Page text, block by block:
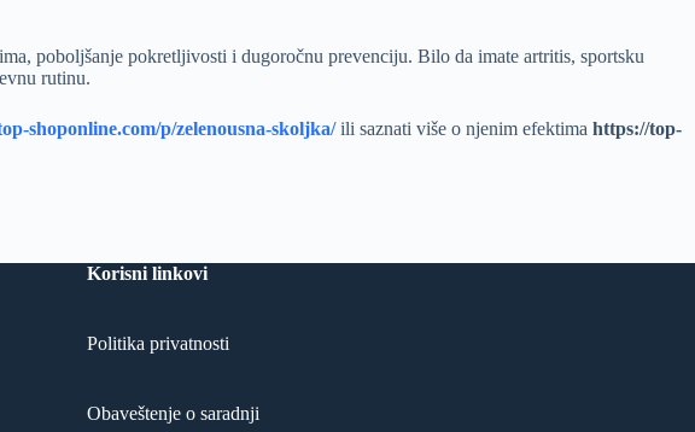
poboljšanje pokretljivosti i dugoročnu prevenciju. Bilo da imate artritis, sportsku
rutinu.
shoponline.com/p/zelenousna-skoljka/ili saznati više o njenim efektima https://top-
Korisni linkovi
Politika privatnosti
Obaveštenje o saradnji